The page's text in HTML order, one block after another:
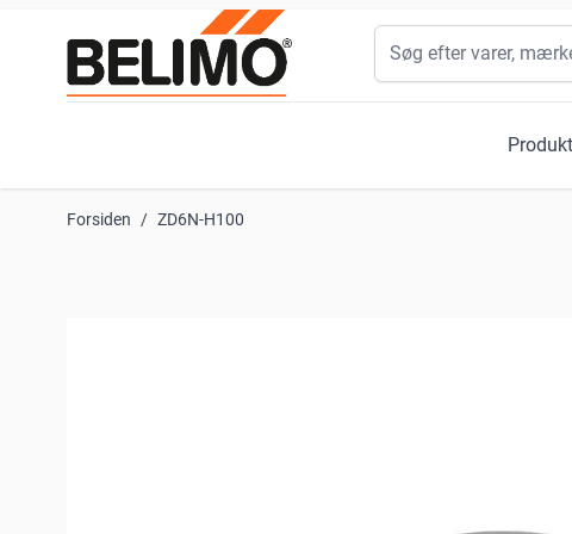
Søg
Forsiden / ZD6N-H100